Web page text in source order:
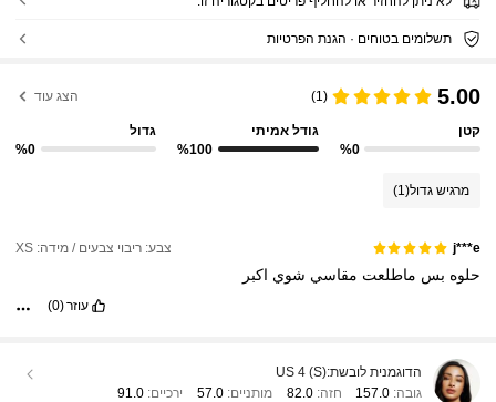
תשלומים בטוחים · הגנת הפרטיות
5.00
(1) הצג עוד
קטן
%0
גודל אמיתי
%100
גדול
%0
מרגיש גדול(1)
j***e צבע: ריבוי צבעים / מידה: XS
حلوه بس ماطلعت مقاسي شوي اكبر
עוזר(0)
הדוגמנית לובשת:US 4 (S)
גובה: 157.0 חזה:82.0 מותניים: 57.0 ירכיים: 91.0